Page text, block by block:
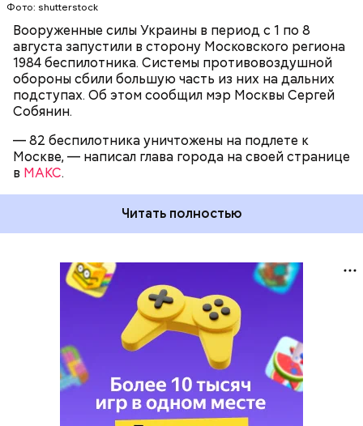
Фото: shutterstock
Вооруженные силы Украины в период с 1 по 8
августа запустили в сторону Московского региона
1984 беспилотника. Системы противовоздушной
обороны сбили большую часть из них на дальних
подступах. Об этом сообщил мэр Москвы Сергей
Собянин.
— 82 беспилотника уничтожены на подлете к
Москве, — написал глава города на своей странице
в МАКС.
Читать полностью